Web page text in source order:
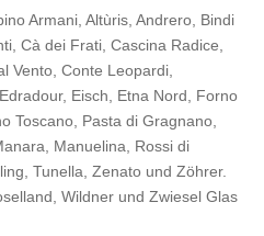
Armani, Altùris, Andrero, Bindi
, Cà dei Frati, Cascina Radice,
Vento, Conte Leopardi,
Edradour, Eisch, Etna Nord, Forno
Toscano, Pasta di Gragnano,
, Manuelina, Rossi di
, Tunella, Zenato und Zöhrer.
, Wildner und Zwiesel Glas